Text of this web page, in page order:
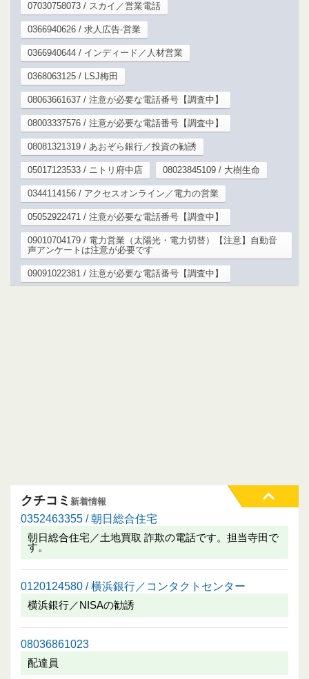
07030758073 / スカイ／営業電話
0366940626 / 求人広告-営業
0366940644 / インディード／人材営業
0368063125 / LSJ梅田
08063661637 / 注意が必要な電話番号【調査中】
08003337576 / 注意が必要な電話番号【調査中】
08081321319 / あおぞら銀行／投資の勧誘
05017123533 / ニトリ府中店 08023845109 / 大樹生命
0344114156 / アクセスオンライン／電力の営業
05052922471 / 注意が必要な電話番号【調査中】
09010704179 / 電力営業（太陽光・電力切替）【注意】自動音
声アンケートは注意が必要です
09091022381 / 注意が必要な電話番号【調査中】
クチコミ 新着情報
0352463355 / 朝日総合住宅
朝日総合住宅／土地買取 詐欺の電話です。担当寺田で
す。
0120124580 / 横浜銀行／コンタクトセンター
横浜銀行／NISAの勧誘
08036861023
配達員